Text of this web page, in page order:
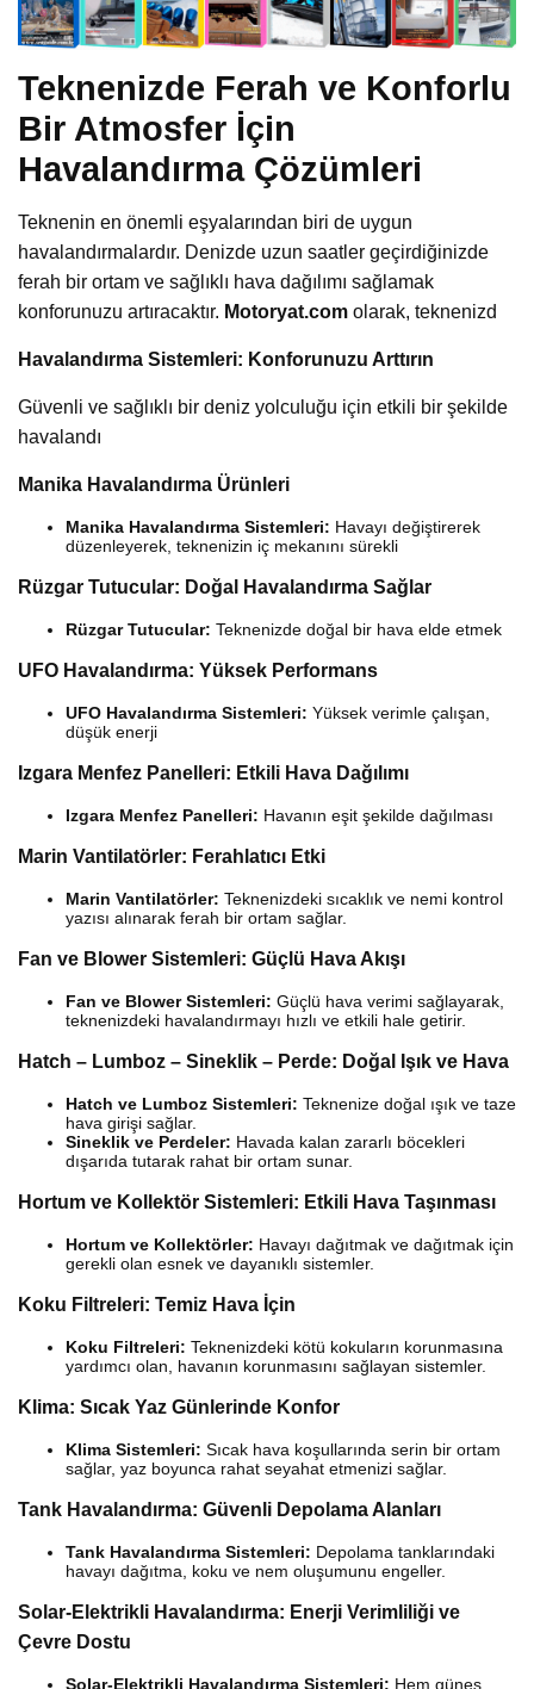
Teknenizde Ferah ve Konforlu
Bir Atmosfer İçin
Havalandırma Çözümleri
Teknenin en önemli eşyalarından biri de uygun
havalandırmalardır. Denizde uzun saatler geçirdiğinizde
ferah bir ortam ve sağlıklı hava dağılımı sağlamak
konforunuzu artıracaktır. Motoryat.com olarak, teknenizd
Havalandırma Sistemleri: Konforunuzu Arttırın
Güvenli ve sağlıklı bir deniz yolculuğu için etkili bir şekilde
havalandı
Manika Havalandırma Ürünleri
Manika Havalandırma Sistemleri: Havayı değiştirerek
düzenleyerek, teknenizin iç mekanını sürekli
Rüzgar Tutucular: Doğal Havalandırma Sağlar
Rüzgar Tutucular: Teknenizde doğal bir hava elde etmek
UFO Havalandırma: Yüksek Performans
UFO Havalandırma Sistemleri: Yüksek verimle çalışan,
düşük enerji
Izgara Menfez Panelleri: Etkili Hava Dağılımı
Izgara Menfez Panelleri: Havanın eşit şekilde dağılması
Marin Vantilatörler: Ferahlatıcı Etki
Marin Vantilatörler: Teknenizdeki sıcaklık ve nemi kontrol
yazısı alınarak ferah bir ortam sağlar.
Fan ve Blower Sistemleri: Güçlü Hava Akışı
Fan ve Blower Sistemleri: Güçlü hava verimi sağlayarak,
teknenizdeki havalandırmayı hızlı ve etkili hale getirir.
Hatch – Lumboz – Sineklik – Perde: Doğal Işık ve Hava
Hatch ve Lumboz Sistemleri: Teknenize doğal ışık ve taze
hava girişi sağlar.
Sineklik ve Perdeler: Havada kalan zararlı böcekleri
dışarıda tutarak rahat bir ortam sunar.
Hortum ve Kollektör Sistemleri: Etkili Hava Taşınması
Hortum ve Kollektörler: Havayı dağıtmak ve dağıtmak için
gerekli olan esnek ve dayanıklı sistemler.
Koku Filtreleri: Temiz Hava İçin
Koku Filtreleri: Teknenizdeki kötü kokuların korunmasına
yardımcı olan, havanın korunmasını sağlayan sistemler.
Klima: Sıcak Yaz Günlerinde Konfor
Klima Sistemleri: Sıcak hava koşullarında serin bir ortam
sağlar, yaz boyunca rahat seyahat etmenizi sağlar.
Tank Havalandırma: Güvenli Depolama Alanları
Tank Havalandırma Sistemleri: Depolama tanklarındaki
havayı dağıtma, koku ve nem oluşumunu engeller.
Solar-Elektrikli Havalandırma: Enerji Verimliliği ve
Çevre Dostu
Solar-Elektrikli Havalandırma Sistemleri: Hem güneş